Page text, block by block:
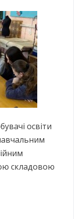
освіти
складовою